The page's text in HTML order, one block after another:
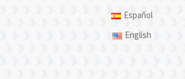
Español
English